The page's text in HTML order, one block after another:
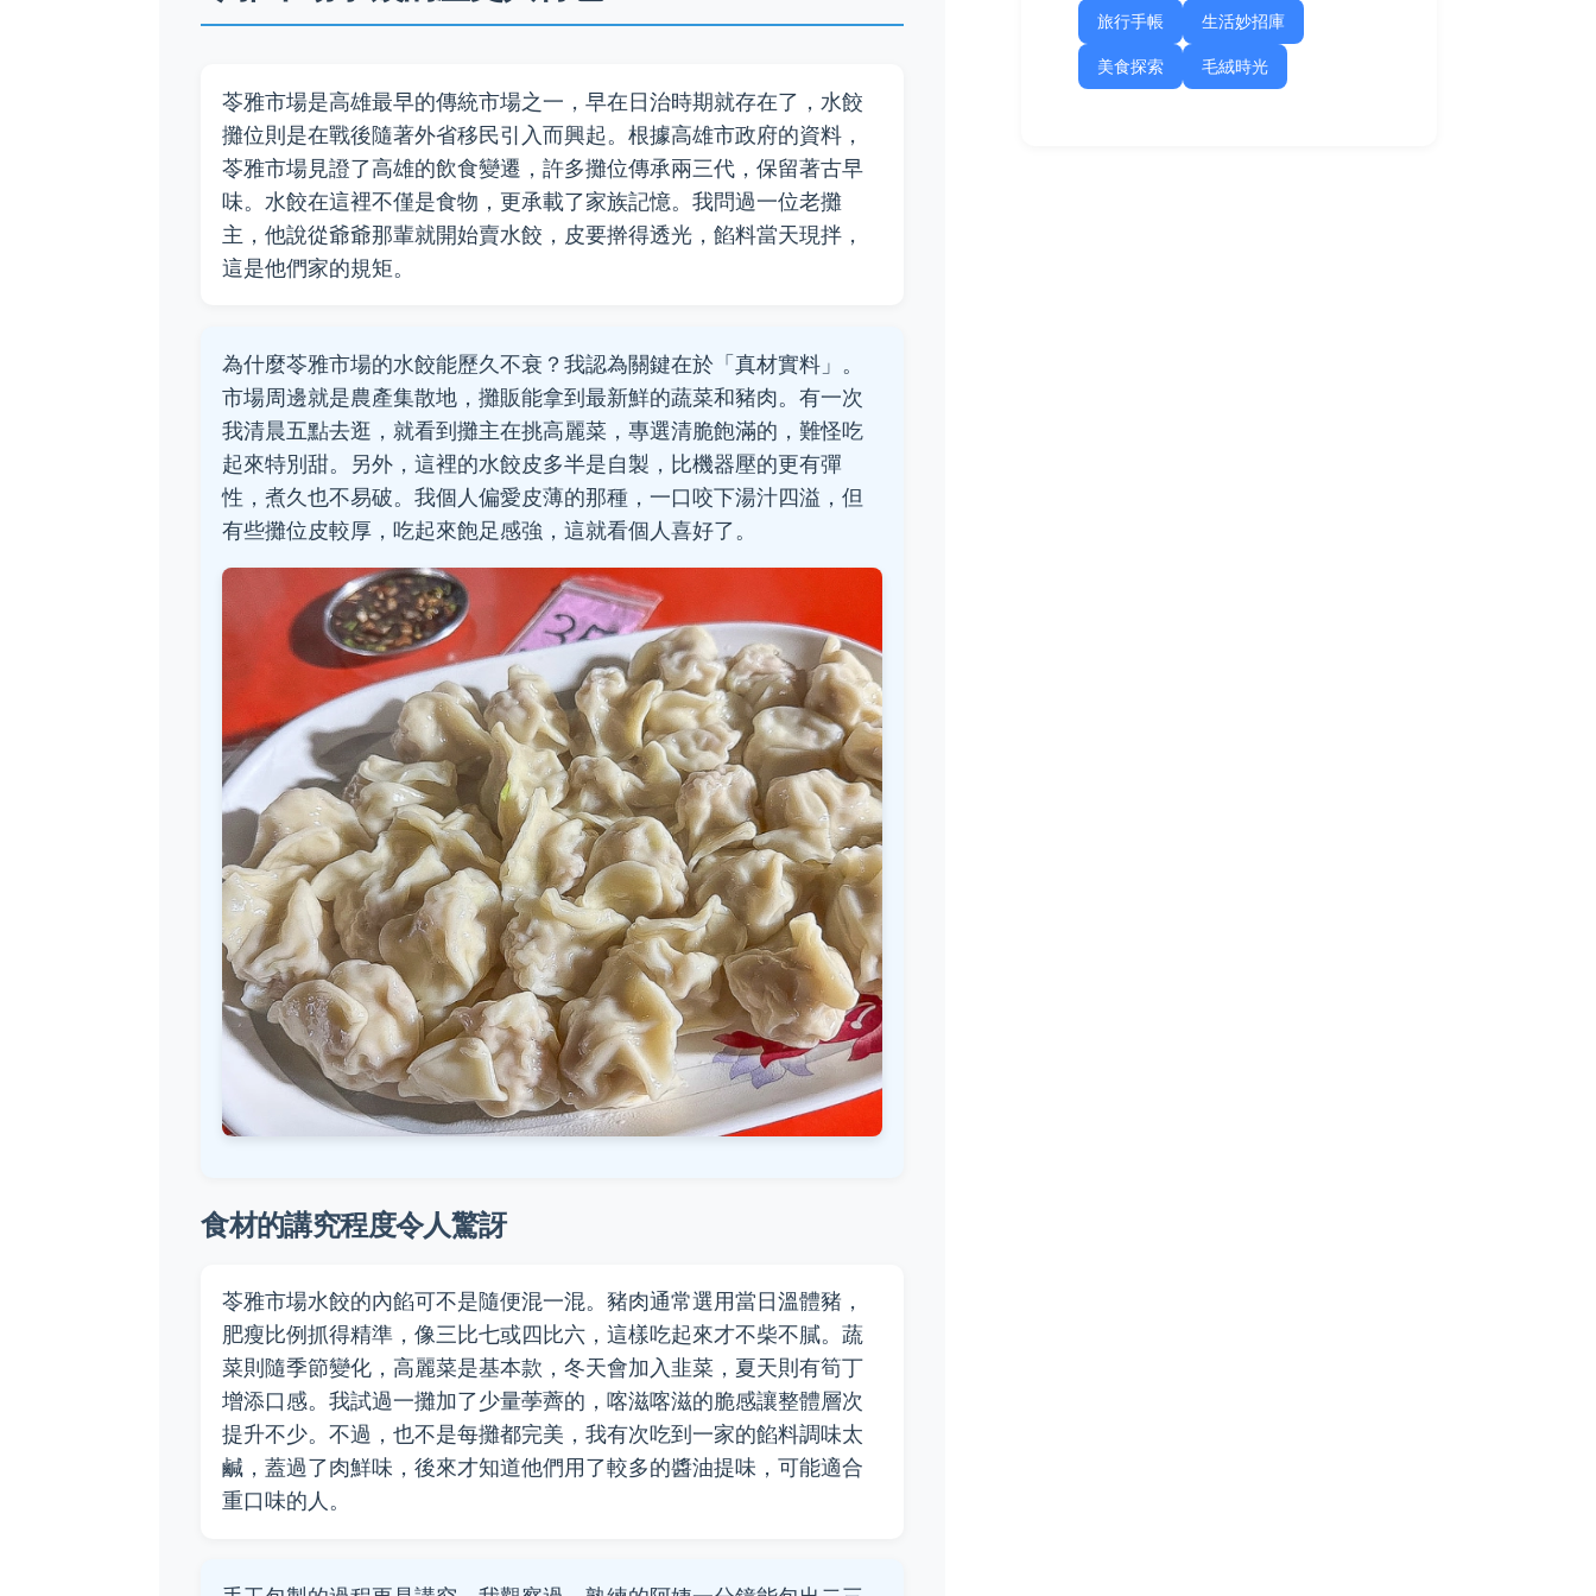
苓雅市場是高雄最早的傳統市場之一，早在日治時期就存在了，水餃
攤位則是在戰後隨著外省移民引入而興起。根據高雄市政府的資料，
苓雅市場見證了高雄的飲食變遷，許多攤位傳承兩三代，保留著古早
味。水餃在這裡不僅是食物，更承載了家族記憶。我問過一位老攤
主，他說從爺爺那輩就開始賣水餃，皮要擀得透光，餡料當天現拌，
這是他們家的規矩。
為什麼苓雅市場的水餃能歷久不衰？我認為關鍵在於「真材實料」。
市場周邊就是農產集散地，攤販能拿到最新鮮的蔬菜和豬肉。有一次
我清晨五點去逛，就看到攤主在挑高麗菜，專選清脆飽滿的，難怪吃
起來特別甜。另外，這裡的水餃皮多半是自製，比機器壓的更有彈
性，煮久也不易破。我個人偏愛皮薄的那種，一口咬下湯汁四溢，但
有些攤位皮較厚，吃起來飽足感強，這就看個人喜好了。
食材的講究程度令人驚訝
苓雅市場水餃的內餡可不是隨便混一混。豬肉通常選用當日溫體豬，
肥瘦比例抓得精準，像三比七或四比六，這樣吃起來才不柴不膩。蔬
菜則隨季節變化，高麗菜是基本款，冬天會加入韭菜，夏天則有筍丁
增添口感。我試過一攤加了少量荸薺的，喀滋喀滋的脆感讓整體層次
提升不少。不過，也不是每攤都完美，我有次吃到一家的餡料調味太
鹹，蓋過了肉鮮味，後來才知道他們用了較多的醬油提味，可能適合
重口味的人。
旅行手帳 生活妙招庫
美食探索 毛絨時光